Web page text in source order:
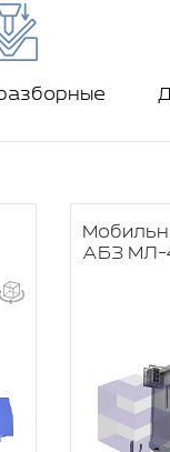
АБЗ МЛ-